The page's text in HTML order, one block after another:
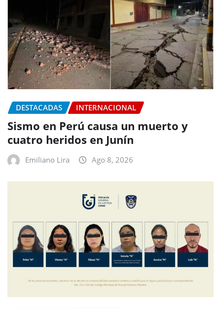
DESTACADAS INTERNACIONAL
Sismo en Perú causa un muerto y
cuatro heridos en Junín
Emiliano Lira Ago 8, 2026